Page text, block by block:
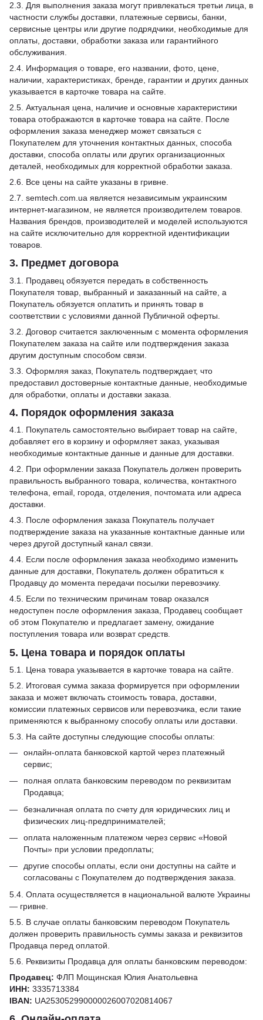
2.3. Для выполнения заказа могут привлекаться третьи лица, в
частности службы доставки, платежные сервисы, банки,
сервисные центры или другие подрядчики, необходимые для
оплаты, доставки, обработки заказа или гарантийного
обслуживания.
2.4. Информация о товаре, его названии, фото, цене,
наличии, характеристиках, бренде, гарантии и других данных
указывается в карточке товара на сайте.
2.5. Актуальная цена, наличие и основные характеристики
товара отображаются в карточке товара на сайте. После
оформления заказа менеджер может связаться с
Покупателем для уточнения контактных данных, способа
доставки, способа оплаты или других организационных
деталей, необходимых для корректной обработки заказа.
2.6. Все цены на сайте указаны в гривне.
2.7. semtech.com.ua является независимым украинским
интернет-магазином, не является производителем товаров.
Названия брендов, производителей и моделей используются
на сайте исключительно для корректной идентификации
товаров.
3. Предмет договора
3.1. Продавец обязуется передать в собственность
Покупателя товар, выбранный и заказанный на сайте, а
Покупатель обязуется оплатить и принять товар в
соответствии с условиями данной Публичной оферты.
3.2. Договор считается заключенным с момента оформления
Покупателем заказа на сайте или подтверждения заказа
другим доступным способом связи.
3.3. Оформляя заказ, Покупатель подтверждает, что
предоставил достоверные контактные данные, необходимые
для обработки, оплаты и доставки заказа.
4. Порядок оформления заказа
4.1. Покупатель самостоятельно выбирает товар на сайте,
добавляет его в корзину и оформляет заказ, указывая
необходимые контактные данные и данные для доставки.
4.2. При оформлении заказа Покупатель должен проверить
правильность выбранного товара, количества, контактного
телефона, email, города, отделения, почтомата или адреса
доставки.
4.3. После оформления заказа Покупатель получает
подтверждение заказа на указанные контактные данные или
через другой доступный канал связи.
4.4. Если после оформления заказа необходимо изменить
данные для доставки, Покупатель должен обратиться к
Продавцу до момента передачи посылки перевозчику.
4.5. Если по техническим причинам товар оказался
недоступен после оформления заказа, Продавец сообщает
об этом Покупателю и предлагает замену, ожидание
поступления товара или возврат средств.
5. Цена товара и порядок оплаты
5.1. Цена товара указывается в карточке товара на сайте.
5.2. Итоговая сумма заказа формируется при оформлении
заказа и может включать стоимость товара, доставки,
комиссии платежных сервисов или перевозчика, если такие
применяются к выбранному способу оплаты или доставки.
5.3. На сайте доступны следующие способы оплаты:
онлайн-оплата банковской картой через платежный
сервис;
полная оплата банковским переводом по реквизитам
Продавца;
безналичная оплата по счету для юридических лиц и
физических лиц-предпринимателей;
оплата наложенным платежом через сервис «Новой
Почты» при условии предоплаты;
другие способы оплаты, если они доступны на сайте и
согласованы с Покупателем до подтверждения заказа.
5.4. Оплата осуществляется в национальной валюте Украины
— гривне.
5.5. В случае оплаты банковским переводом Покупатель
должен проверить правильность суммы заказа и реквизитов
Продавца перед оплатой.
5.6. Реквизиты Продавца для оплаты банковским переводом:
Продавец: ФЛП Мощинская Юлия Анатольевна
ИНН: 3335713384
IBAN: UA253052990000026007020814067